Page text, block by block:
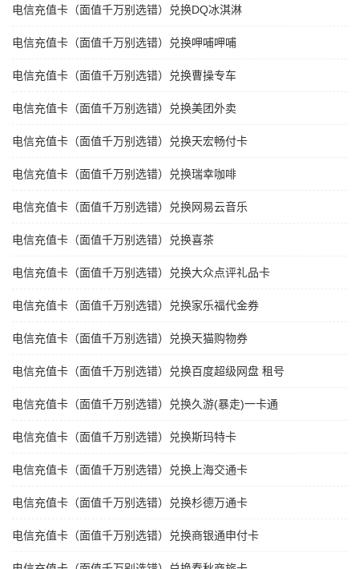
电信充值卡（面值千万别选错）兑换DQ冰淇淋
电信充值卡（面值千万别选错）兑换呷哺呷哺
电信充值卡（面值千万别选错）兑换曹操专车
电信充值卡（面值千万别选错）兑换美团外卖
电信充值卡（面值千万别选错）兑换天宏畅付卡
电信充值卡（面值千万别选错）兑换瑞幸咖啡
电信充值卡（面值千万别选错）兑换网易云音乐
电信充值卡（面值千万别选错）兑换喜茶
电信充值卡（面值千万别选错）兑换大众点评礼品卡
电信充值卡（面值千万别选错）兑换家乐福代金券
电信充值卡（面值千万别选错）兑换天猫购物券
电信充值卡（面值千万别选错）兑换百度超级网盘 租号
电信充值卡（面值千万别选错）兑换久游(暴走)一卡通
电信充值卡（面值千万别选错）兑换斯玛特卡
电信充值卡（面值千万别选错）兑换上海交通卡
电信充值卡（面值千万别选错）兑换杉德万通卡
电信充值卡（面值千万别选错）兑换商银通申付卡